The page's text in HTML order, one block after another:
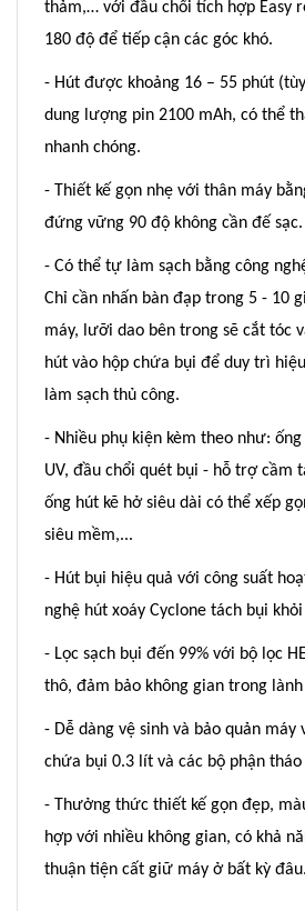
thảm,… với đầu chổi tích hợp Easy
180 độ để tiếp cận các góc khó.
- Hút được khoảng 16 – 55 phút
dung lượng pin 2100 mAh, có thể
nhanh chóng.
- Thiết kế gọn nhẹ với thân máy
đứng vững 90 độ không cần đế sạc.
- Có thể tự làm sạch bằng công
Chỉ cần nhấn bàn đạp trong 5 - 10
máy, lưỡi dao bên trong sẽ cắt tóc
hút vào hộp chứa bụi để duy trì
làm sạch thủ công.
- Nhiều phụ kiện kèm theo như:
UV, đầu chổi quét bụi - hỗ trợ cầm
ống hút kẽ hở siêu dài có thể xếp
siêu mềm,...
- Hút bụi hiệu quả với công suất
nghệ hút xoáy Cyclone tách bụi
- Lọc sạch bụi đến 99% với bộ lọc
thô, đảm bảo không gian trong lành
- Dễ dàng vệ sinh và bảo quản máy
chứa bụi 0.3 lít và các bộ phận
- Thưởng thức thiết kế gọn đẹp,
hợp với nhiều không gian, có khả
thuận tiện cất giữ máy ở bất kỳ đâu.